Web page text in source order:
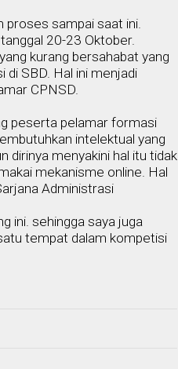
proses sampai saat ini.
20-23 Oktober.
kurang bersahabat yang
di SBD. Hal ini menjadi
CPNSD.
peserta pelamar formasi
intelektual yang
dirinya menyakini hal itu tidak
mekanisme online. Hal
Administrasi
ini. sehingga saya juga
tempat dalam kompetisi